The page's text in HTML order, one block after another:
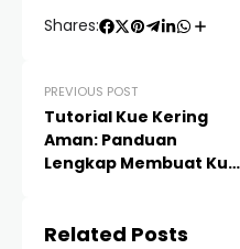
Shares:
PREVIOUS POST
Tutorial Kue Kering
Aman: Panduan
Lengkap Membuat Kue
Related Posts